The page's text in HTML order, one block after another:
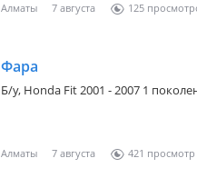
Алматы 7 августа 125
Фара
Б/y, Honda Fit 2001 - 2007 1
Алматы 7 августа 421